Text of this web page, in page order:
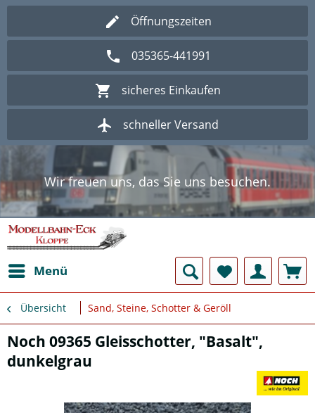
Öffnungszeiten
035365-441991
sicheres Einkaufen
schneller Versand
Wir freuen uns, das Sie uns besuchen.
Herzlich Willkommen im Onlineshop
Modellbahn - Eck Kloppe.
Wir freuen uns, das Sie uns besuchen.
Herzlich Willkommen im Onlineshop
Modellbahn - Eck Kloppe.
Menü
Übersicht Sand, Steine, Schotter & Geröll
Noch 09365 Gleisschotter, "Basalt",
dunkelgrau